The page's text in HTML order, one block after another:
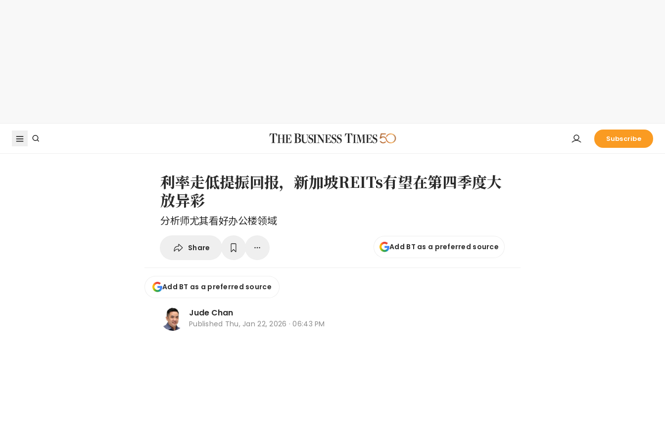
Subscribe
利率走低提振回报，新加坡REITs有望在第四季度大
放异彩
分析师尤其看好办公楼领域
Share Add BT as a preferred source
Add BT as a preferred source
Jude Chan
Published Thu, Jan 22, 2026 · 06:43 PM